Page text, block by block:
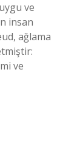
ve
insan
ağlama
ve